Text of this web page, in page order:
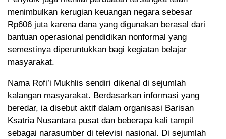
menimbulkan kerugian keuangan negara sebesar
Rp606 juta karena dana yang digunakan berasal dari
bantuan operasional pendidikan nonformal yang
semestinya diperuntukkan bagi kegiatan belajar
masyarakat.
Nama Rofi’i Mukhlis sendiri dikenal di sejumlah
kalangan masyarakat. Berdasarkan informasi yang
beredar, ia disebut aktif dalam organisasi Barisan
Ksatria Nusantara pusat dan beberapa kali tampil
sebagai narasumber di televisi nasional. Di sejumlah